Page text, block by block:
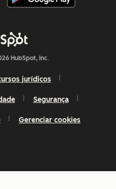
HubSpot, Inc.
jurídicos
Segurança
Gerenciar cookies